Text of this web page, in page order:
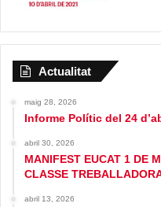
Actualitat
maig 28, 2026
Informe Polític del 24
abril 30, 2026
MANIFEST EUCAT 1 DE
CLASSE
abril 13, 2026